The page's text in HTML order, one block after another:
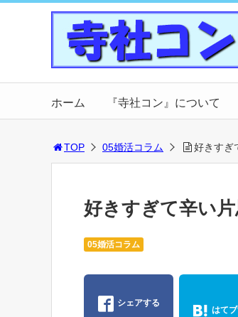
ホーム 『寺社コン』について
TOP 05婚活コラム 好きすぎ
好きすぎて辛い
05婚活コラム
シェアする
はて